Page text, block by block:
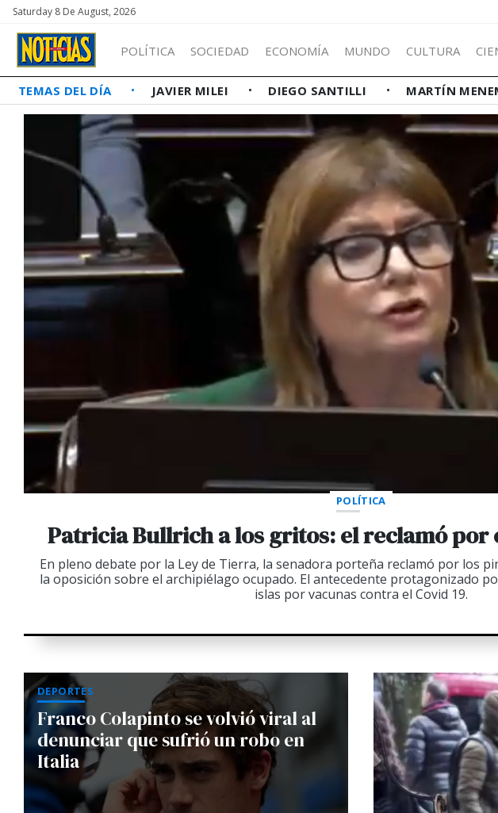
Saturday 8 De August, 2026
POLÍTICA SOCIEDAD ECONOMÍA MUNDO CULTURA
TEMAS DEL DÍA JAVIER MILEI DIEGO SANTILLI MARTÍN
POLÍTICA
Patricia Bullrich a los gritos: el reclamó por
En pleno debate por la Ley de Tierra, la senadora porteña reclamó por los
la oposición sobre el archipiélago ocupado. El antecedente protagonizado
islas por vacunas contra el Covid 19.
DEPORTES
Franco Colapinto se volvió viral al
denunciar que sufrió un robo en
Italia